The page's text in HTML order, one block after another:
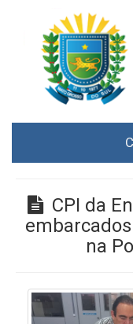
CPI da
na